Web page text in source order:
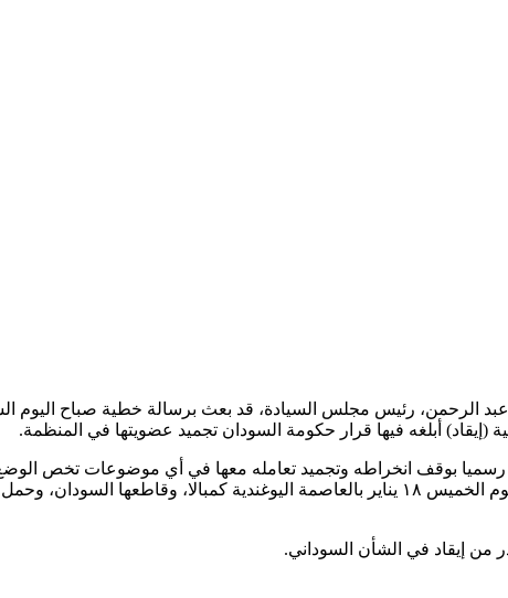
(إيقاد) أبلغه فيها قرار حكومة السودان تجميد عضويتها في المنظمة.
رسميا بوقف انخراطه وتجميد تعامله معها في أي موضوعات تخص
رؤساء الدول والحكومات الاستثنائية الثانية والأربعين، التي انعقدت يوم الخميس ١٨ يناير
من إيقاد في الشأن السوداني.